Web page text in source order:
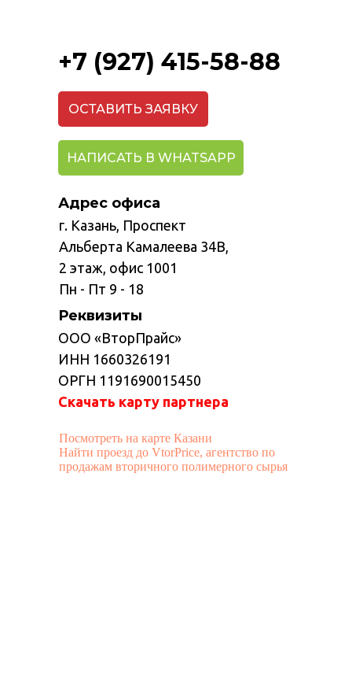
+7 (927) 415-58-88
Адрес офиса
Реквизиты
г. Казань, Проспект
Альберта Камалеева 34В,
2 этаж, офис 1001
Пн - Пт 9 - 18
ООО «ВторПрайс»
ИНН 1660326191
ОРГН 1191690015450
Скачать карту партнера
ОСТАВИТЬ ЗАЯВКУ
НАПИСАТЬ В WHATSAPP
Посмотреть на карте Казани
Найти проезд до VtorPrice, агентство по
продажам вторичного полимерного сырья